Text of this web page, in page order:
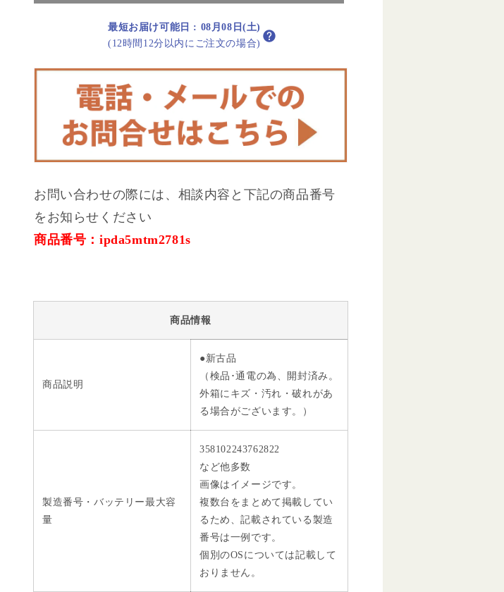
Air5
Fi+Cellular
ブ
A2589
2022/3/1
SIM
フ
ー
の
数
量
ら
Air5
Wi-
Fi+Cellular
256GB
ブ
ル
ー
A2589
2022/3/1
SIM
フ
ー
の
量
や
最短お届け可能日 : 08月08日(土)
(12時間12分以内にご注文の場合)
お問い合わせの際には、相談内容と下記の商品番号
をお知らせください
商品番号：ipda5mtm2781s
商品情報
商品説明
●新古品
（検品･通電の為、開封済み。
外箱にキズ・汚れ・破れがあ
る場合がございます。）
製造番号・バッテリー最大容
量
358102243762822
など他多数
画像はイメージです。
複数台をまとめて掲載してい
るため、記載されている製造
番号は一例です。
個別のOSについては記載して
おりません。